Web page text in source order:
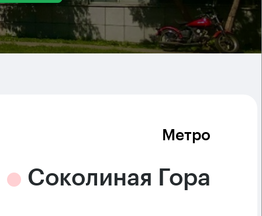
Метро
Соколиная Гора